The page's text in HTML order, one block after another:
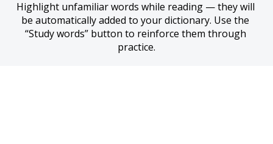
Highlight unfamiliar words while reading — they will
be automatically added to your dictionary. Use the
“Study words” button to reinforce them through
practice.